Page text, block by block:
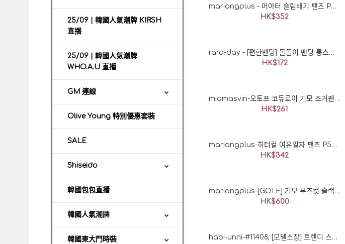
25/09 | 韓國人氣潮牌 KIRSH
直播
25/09 | 韓國人氣潮牌
WHO.A.U 直播
GM 連線
Olive Young 特別優惠套裝
SALE
Shiseido
韓國包包直播
韓國人氣潮牌
韓國東大門時裝
mariangplus - 머아터 슬림배기 팬츠 P6284♡韓國女裝褲
HK$352
rara-day - [편한밴딩] 돌돌이 밴딩 롱스커트 : 라라데이♡韓國加大碼女裝褲
HK$172
miamasvin-오토프 코듀로이 기모 조거팬츠♡韓國女裝褲
HK$261
mariangplus-히터컬 여유일자 팬츠 P5984♡韓國女裝褲
HK$342
mariangplus-[GOLF] 기모 부츠컷 슬랙스 MG31♡韓國女裝褲
HK$600
habi-unni-#11408, [모델소장] 트렌디 스판 부츠컷 랩 치마바지 레깅스 팬츠 : 3color♡韓國加大碼褲